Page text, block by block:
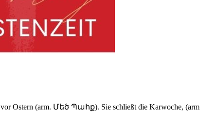
vor Ostern (arm. Մեծ Պահք). Sie schließt die